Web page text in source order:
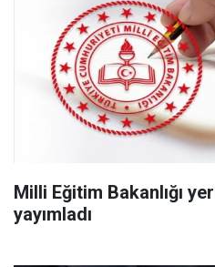
Milli Eğitim Bakanlığı
yayımladı